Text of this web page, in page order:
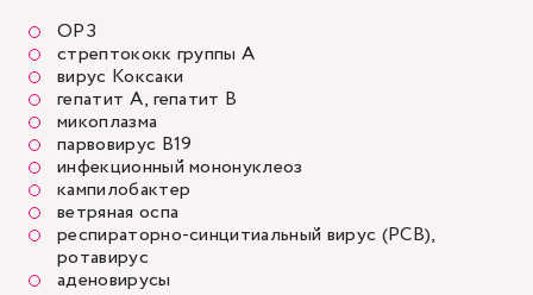
ОРЗ
стрептококк группы А
вирус Коксаки
гепатит А, гепатит В
микоплазма
парвовирус B19
инфекционный мононуклеоз
кампилобактер
ветряная оспа
респираторно-синцитиальный вирус (РСВ),
ротавирус
аденовирусы